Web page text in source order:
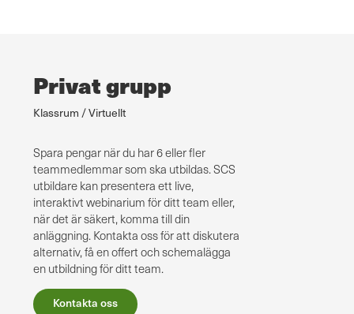
Privat grupp
Klassrum / Virtuellt
Spara pengar när du har 6 eller fler
teammedlemmar som ska utbildas. SCS
utbildare kan presentera ett live,
interaktivt webinarium för ditt team eller,
när det är säkert, komma till din
anläggning. Kontakta oss för att diskutera
alternativ, få en offert och schemalägga
en utbildning för ditt team.
Kontakta oss